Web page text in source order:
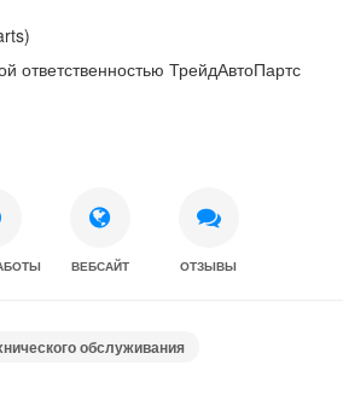
ответственностью ТрейдАвтоПартс
ВЕБСАЙТ ОТЗЫВЫ
обслуживания